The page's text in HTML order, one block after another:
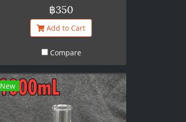
5แกลลอน ให้อุปกรณ์ที่ต้องการฆ่าเชื้อ
สัมผัสน้ำยาประมาณ 1-2 นาที หลัง
ล้างน้ำเปล่าซ้ำอีกรอบ
฿350
Add to Cart
Compare
New